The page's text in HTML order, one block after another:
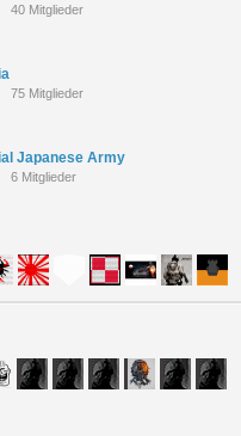
40 Mitglieder
75 Mitglieder
Japanese Army
6 Mitglieder